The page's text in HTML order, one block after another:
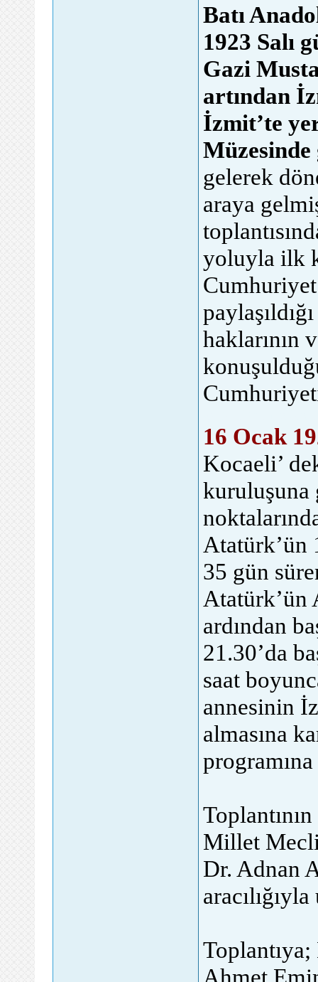
Batı
1923 Salı
Gazi
artından
İzmit’te
gelerek
araya
yoluyla ilk
haklarının
16 Ocak
Kocaeli’
Atatürk’ün
35 gün
Atatürk’ün
ardından
21.30’da
saat
annesinin
almasına
Millet
Dr. Adnan
aracılığıyla
Ahmet